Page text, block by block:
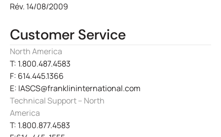
Rév. 14/08/2009
Customer Service
North America
T: 1.800.487.4583
F: 614.445.1366
E: IASCS@franklininternational.com
Technical Support – North
America
T: 1.800.877.4583